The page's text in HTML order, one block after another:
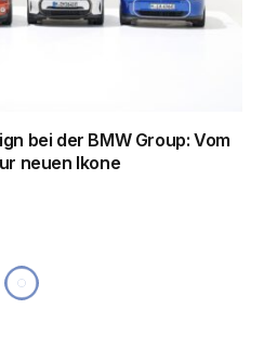
bei der BMW Group: Vom
neuen Ikone